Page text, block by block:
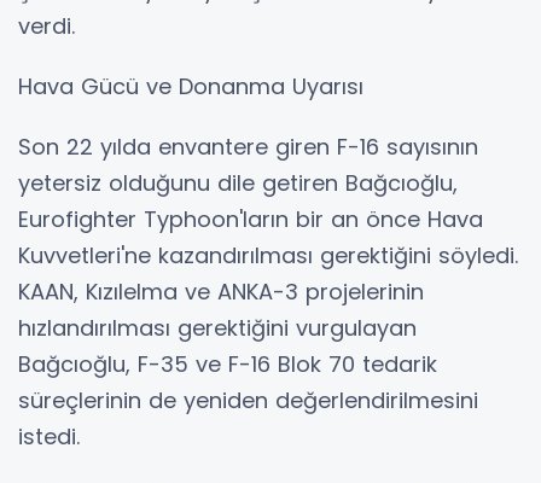
verdi.
Hava Gücü ve Donanma Uyarısı
Son 22 yılda envantere giren F-16 sayısının
yetersiz olduğunu dile getiren Bağcıoğlu,
Eurofighter Typhoon'ların bir an önce Hava
Kuvvetleri'ne kazandırılması gerektiğini söyledi.
KAAN, Kızılelma ve ANKA-3 projelerinin
hızlandırılması gerektiğini vurgulayan
Bağcıoğlu, F-35 ve F-16 Blok 70 tedarik
süreçlerinin de yeniden değerlendirilmesini
istedi.